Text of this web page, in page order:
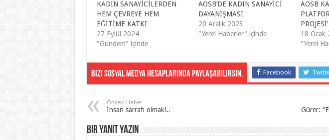
KADIN SANAYİCİLERDEN
HEM ÇEVREYE HEM
EĞİTİME KATKI
27 Eylül 2024
"Gündem" içinde
AOSB’DE KADIN SANAYİCİ
DAYANIŞMASI
20 Aralık 2023
"Yerel Haberler" içinde
AOSB
18 Ocak
"Yerel
Bizi Sosyal Medya Hesaplarında Paylaşabilirsin. Facebook
Önceki Haber
İnsan sarrafı olmak!.. Gürer:
Bir yanıt yazın